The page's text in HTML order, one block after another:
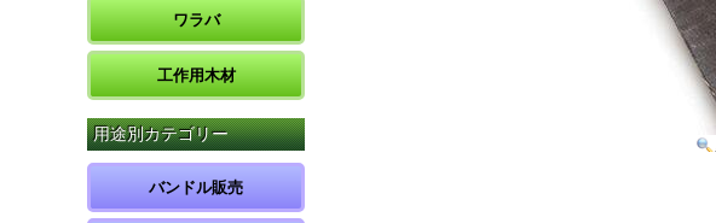
ワラバ
工作用木材
用途別カテゴリー
バンドル販売